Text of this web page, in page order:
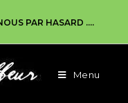
PAR HASARD ….
Menu